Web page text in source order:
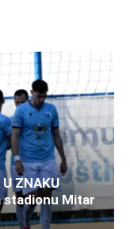
ZNAKU
stadionu Mitar